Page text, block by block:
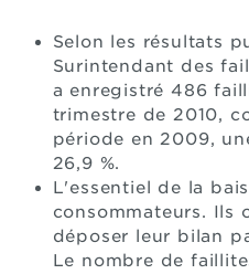
Selon les résultats
Surintendant des
a enregistré 486
trimestre de 2010,
période en 2009,
26,9 %.
L'essentiel de la
consommateurs. Ils
déposer leur bilan
Le nombre de